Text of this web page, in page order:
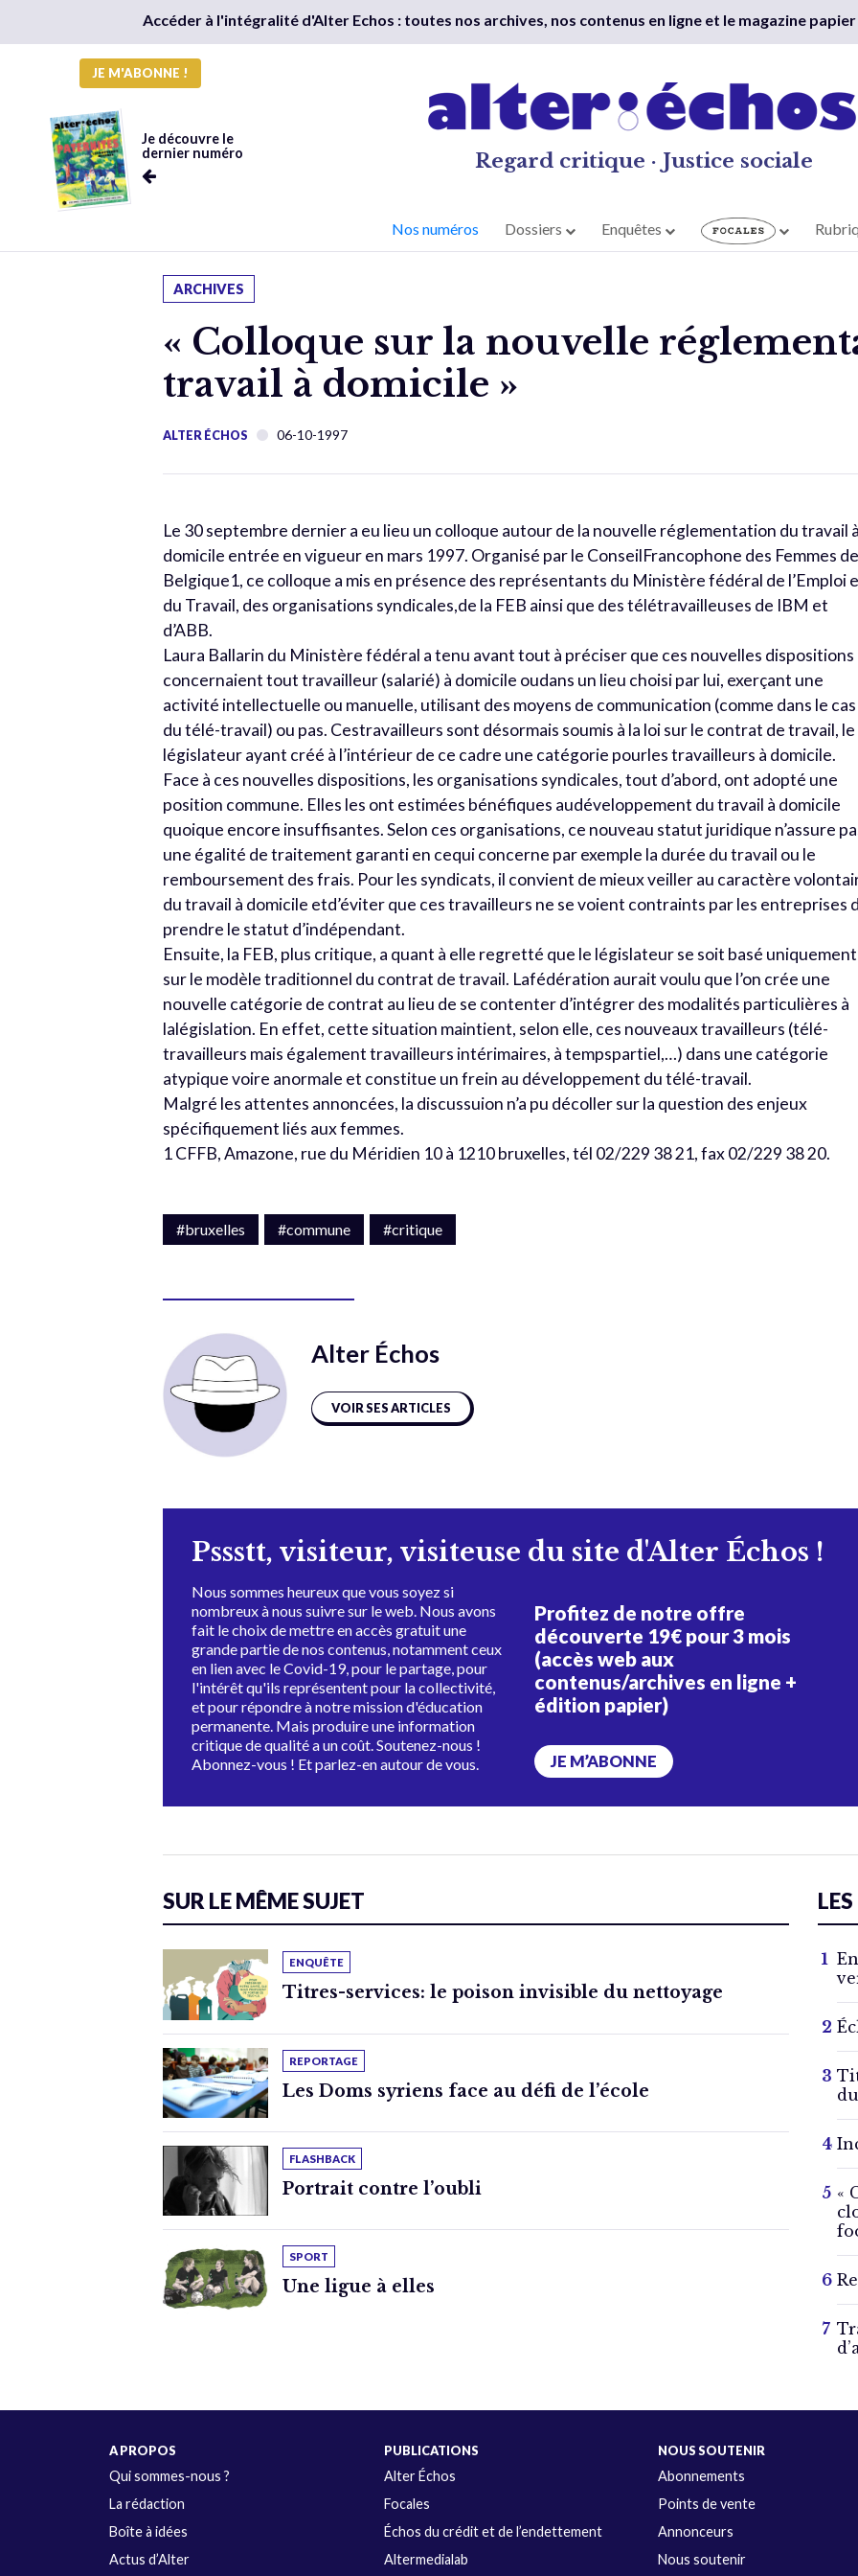
Accéder à l'intégralité d'Alter Echos : toutes nos archives, nos contenus en ligne et le magazine papier
JE M'ABONNE !
Je découvre le
dernier numéro
Regard critique · Justice sociale
Nos numéros Dossiers Enquêtes
ARCHIVES
« Colloque sur la nouvelle
travail à domicile »
ALTER ÉCHOS 06-10-1997
Le 30 septembre dernier a eu lieu un colloque autour de la nouvelle réglementation du travail à
domicile entrée en vigueur en mars 1997. Organisé par le ConseilFrancophone des Femmes de
Belgique1, ce colloque a mis en présence des représentants du Ministère fédéral de l’Emploi
du Travail, des organisations syndicales,de la FEB ainsi que des télétravailleuses de IBM et
d’ABB.
Laura Ballarin du Ministère fédéral a tenu avant tout à préciser que ces nouvelles dispositions
concernaient tout travailleur (salarié) à domicile oudans un lieu choisi par lui, exerçant une
activité intellectuelle ou manuelle, utilisant des moyens de communication (comme dans le cas
du télé-travail) ou pas. Cestravailleurs sont désormais soumis à la loi sur le contrat de travail, le
législateur ayant créé à l’intérieur de ce cadre une catégorie pourles travailleurs à domicile.
Face à ces nouvelles dispositions, les organisations syndicales, tout d’abord, ont adopté une
position commune. Elles les ont estimées bénéfiques audéveloppement du travail à domicile
quoique encore insuffisantes. Selon ces organisations, ce nouveau statut juridique n’assure
une égalité de traitement garanti en cequi concerne par exemple la durée du travail ou le
remboursement des frais. Pour les syndicats, il convient de mieux veiller au caractère
du travail à domicile etd’éviter que ces travailleurs ne se voient contraints par les entreprises
prendre le statut d’indépendant.
Ensuite, la FEB, plus critique, a quant à elle regretté que le législateur se soit basé uniquement
sur le modèle traditionnel du contrat de travail. Lafédération aurait voulu que l’on crée une
nouvelle catégorie de contrat au lieu de se contenter d’intégrer des modalités particulières à
lalégislation. En effet, cette situation maintient, selon elle, ces nouveaux travailleurs (télé-
travailleurs mais également travailleurs intérimaires, à tempspartiel,…) dans une catégorie
atypique voire anormale et constitue un frein au développement du télé-travail.
Malgré les attentes annoncées, la discussuion n’a pu décoller sur la question des enjeux
spécifiquement liés aux femmes.
1 CFFB, Amazone, rue du Méridien 10 à 1210 bruxelles, tél 02/229 38 21, fax 02/229 38 20.
#bruxelles #commune #critique
Alter Échos
VOIR SES ARTICLES
Pssstt, visiteur, visiteuse du site d'Alter Échos !
Nous sommes heureux que vous soyez si
nombreux à nous suivre sur le web. Nous avons
fait le choix de mettre en accès gratuit une
grande partie de nos contenus, notamment ceux
en lien avec le Covid-19, pour le partage, pour
l'intérêt qu'ils représentent pour la collectivité,
et pour répondre à notre mission d'éducation
permanente. Mais produire une information
critique de qualité a un coût. Soutenez-nous !
Abonnez-vous ! Et parlez-en autour de vous.
Profitez de notre offre
découverte 19€ pour 3 mois
(accès web aux
contenus/archives en ligne +
édition papier)
JE M’ABONNE
SUR LE MÊME SUJET
ENQUÊTE
Titres-services: le poison invisible du nettoyage
REPORTAGE
Les Doms syriens face au défi de l’école
FLASHBACK
Portrait contre l’oubli
SPORT
Une ligue à elles
«
A PROPOS
Qui sommes-nous ?
La rédaction
Boîte à idées
Actus d’Alter
PUBLICATIONS
Alter Échos
Focales
Échos du crédit et de l’endettement
Altermedialab
NOUS SOUTENIR
Abonnements
Points de vente
Annonceurs
Nous soutenir